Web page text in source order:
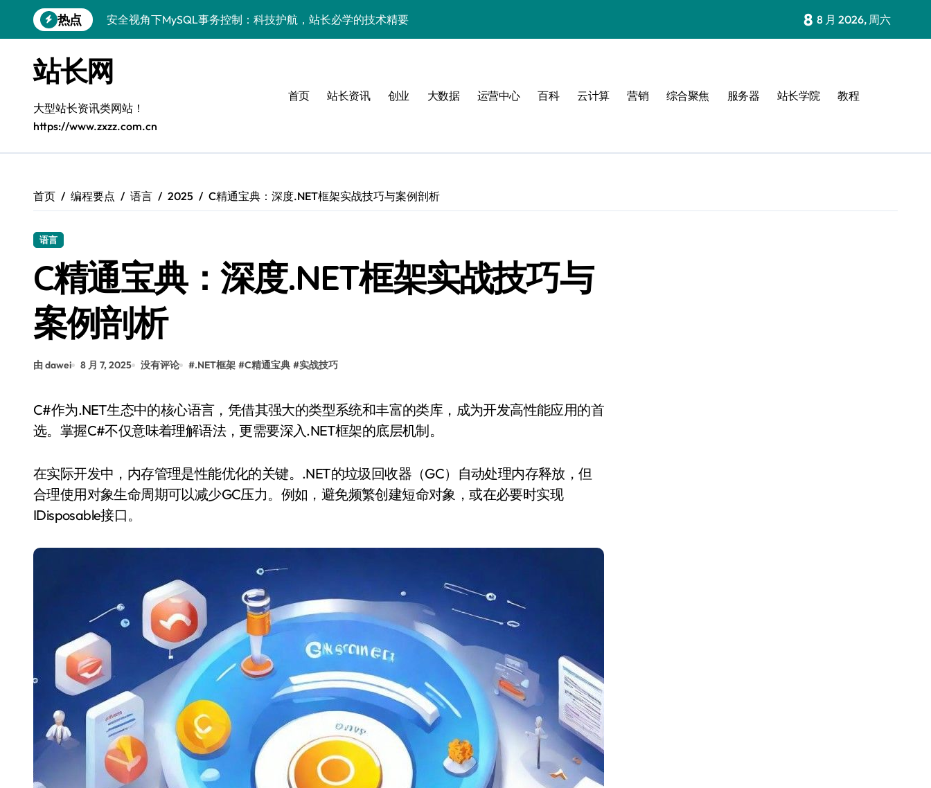
到
热点
安全视角下MySQL事务控制：科技护航，站长必学的技术精要
科技站长揭秘：MySQL事务控制进阶实战，工程师必知技巧
iOS开发进阶：MySQL事务处理科技赋能，技术实战全掌控
MySQL进阶实战：解锁后端事务处理与科技驱动性能优化
科技赋能营销：移动H5站长MySQL事务控制进阶实战
Go语言揭秘：MySQL事务管理原理与响应式高效实践指南
8 8 月 2026, 周六
站长网
大型站长资讯类网站！
https://www.zxzz.com.cn
首页 站长资讯 创业 大数据 运营中心 百科 云计算 营销 综合聚焦 服务器 站长学院 教程
首页 编程要点 语言 2025 C精通宝典：深度.NET框架实战技巧与案例剖析
语言
C精通宝典：深度.NET框架实战技巧与
案例剖析
由 dawei 8 月 7, 2025 没有评论 #.NET框架 #C精通宝典 #实战技巧
C#作为.NET生态中的核心语言，凭借其强大的类型系统和丰富的类库，成为开发高性能应用的首
选。掌握C#不仅意味着理解语法，更需要深入.NET框架的底层机制。
在实际开发中，内存管理是性能优化的关键。.NET的垃圾回收器（GC）自动处理内存释放，但
合理使用对象生命周期可以减少GC压力。例如，避免频繁创建短命对象，或在必要时实现
IDisposable接口。